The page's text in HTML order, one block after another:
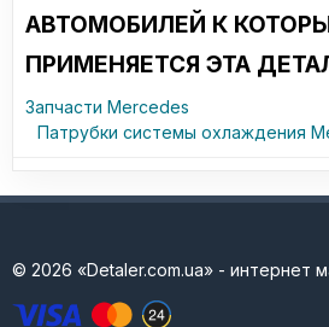
АВТОМОБИЛЕЙ К
ПРИМЕНЯЕТСЯ ЭТА
Запчасти Mercedes
Патрубки системы охлаждения
© 2026 «Detaler.com.ua» - интернет